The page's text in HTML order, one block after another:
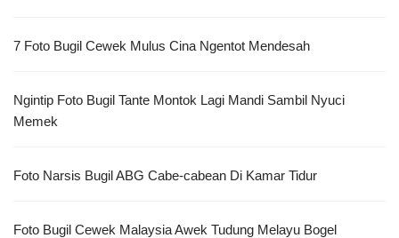
7 Foto Bugil Cewek Mulus Cina Ngentot Mendesah
Ngintip Foto Bugil Tante Montok Lagi Mandi Sambil Nyuci
Memek
Foto Narsis Bugil ABG Cabe-cabean Di Kamar Tidur
Foto Bugil Cewek Malaysia Awek Tudung Melayu Bogel